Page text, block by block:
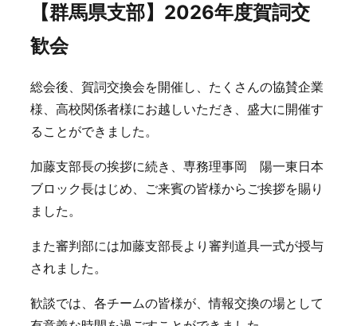
【群馬県支部】2026年度賀詞交
歓会
総会後、賀詞交換会を開催し、たくさんの協賛企業
様、高校関係者様にお越しいただき、盛大に開催す
ることができました。
加藤支部長の挨拶に続き、専務理事岡 陽一東日本
ブロック長はじめ、ご来賓の皆様からご挨拶を賜り
ました。
また審判部には加藤支部長より審判道具一式が授与
されました。
歓談では、各チームの皆様が、情報交換の場として